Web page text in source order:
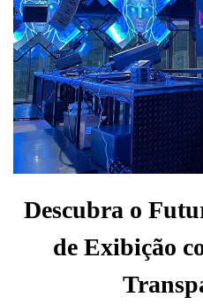
Descubra o
de Exibição